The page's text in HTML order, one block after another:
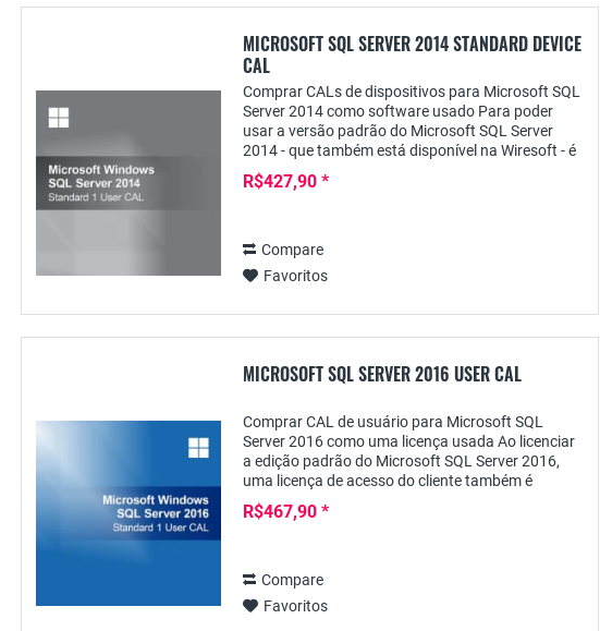
MICROSOFT SQL SERVER 2014 STANDARD DEVICE
CAL
Comprar CALs de dispositivos para Microsoft SQL
Server 2014 como software usado Para poder
usar a versão padrão do Microsoft SQL Server
2014 - que também está disponível na Wiresoft - é
necessária uma licença adicional de acesso do...
R$427,90 *
Compare
Favoritos
MICROSOFT SQL SERVER 2016 USER CAL
Comprar CAL de usuário para Microsoft SQL
Server 2016 como uma licença usada Ao licenciar
a edição padrão do Microsoft SQL Server 2016,
uma licença de acesso do cliente também é
necessária, além da licença de servidor para cada
usuário:...
R$467,90 *
Compare
Favoritos